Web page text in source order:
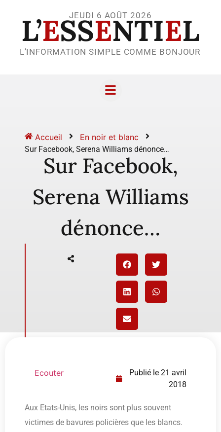
JEUDI 6 AOÛT 2026
L’ESSENTIEL
L’INFORMATION SIMPLE COMME BONJOUR
Accueil En noir et blanc
Sur Facebook, Serena Williams dénonce…
Sur Facebook,
Serena Williams
dénonce…
Ecouter Publié le 21 avril
2018
Aux Etats-Unis, les noirs sont plus souvent
victimes de bavures policières que les blancs.